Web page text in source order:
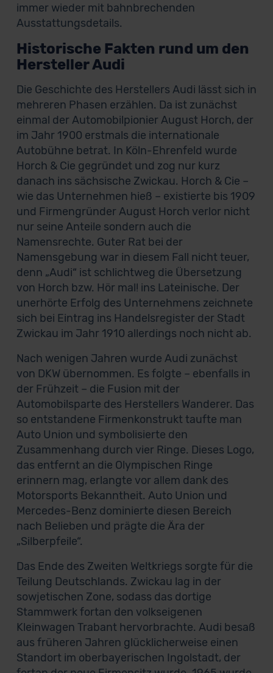
immer wieder mit bahnbrechenden
Ausstattungsdetails.
Historische Fakten rund um den
Hersteller Audi
Die Geschichte des Herstellers Audi lässt sich in
mehreren Phasen erzählen. Da ist zunächst
einmal der Automobilpionier August Horch, der
im Jahr 1900 erstmals die internationale
Autobühne betrat. In Köln-Ehrenfeld wurde
Horch & Cie gegründet und zog nur kurz
danach ins sächsische Zwickau. Horch & Cie –
wie das Unternehmen hieß – existierte bis 1909
und Firmengründer August Horch verlor nicht
nur seine Anteile sondern auch die
Namensrechte. Guter Rat bei der
Namensgebung war in diesem Fall nicht teuer,
denn „Audi“ ist schlichtweg die Übersetzung
von Horch bzw. Hör mal! ins Lateinische. Der
unerhörte Erfolg des Unternehmens zeichnete
sich bei Eintrag ins Handelsregister der Stadt
Zwickau im Jahr 1910 allerdings noch nicht ab.
Nach wenigen Jahren wurde Audi zunächst
von DKW übernommen. Es folgte – ebenfalls in
der Frühzeit – die Fusion mit der
Automobilsparte des Herstellers Wanderer. Das
so entstandene Firmenkonstrukt taufte man
Auto Union und symbolisierte den
Zusammenhang durch vier Ringe. Dieses Logo,
das entfernt an die Olympischen Ringe
erinnern mag, erlangte vor allem dank des
Motorsports Bekanntheit. Auto Union und
Mercedes-Benz dominierte diesen Bereich
nach Belieben und prägte die Ära der
„Silberpfeile“.
Das Ende des Zweiten Weltkriegs sorgte für die
Teilung Deutschlands. Zwickau lag in der
sowjetischen Zone, sodass das dortige
Stammwerk fortan den volkseigenen
Kleinwagen Trabant hervorbrachte. Audi besaß
aus früheren Jahren glücklicherweise einen
Standort im oberbayerischen Ingolstadt, der